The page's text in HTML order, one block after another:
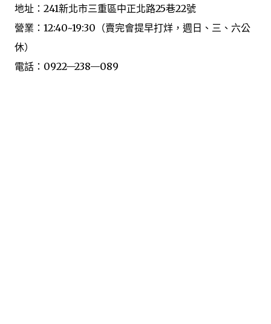
地址：241新北市三重區中正北路25巷22號
營業：12:40~19:30（賣完會提早打烊，週日、三、六公
休）
電話：0922—238—089